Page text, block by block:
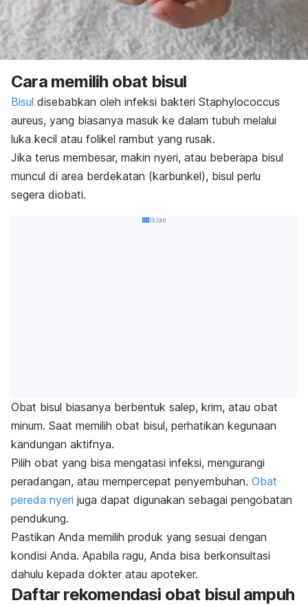
Cara memilih obat bisul
Bisul disebabkan oleh infeksi bakteri Staphylococcus
aureus, yang biasanya masuk ke dalam tubuh melalui
luka kecil atau folikel rambut yang rusak.
Jika terus membesar, makin nyeri, atau beberapa bisul
muncul di area berdekatan (karbunkel), bisul perlu
segera diobati.
Iklan
Obat bisul biasanya berbentuk salep, krim, atau obat
minum. Saat memilih obat bisul, perhatikan kegunaan
kandungan aktifnya.
Pilih obat yang bisa mengatasi infeksi, mengurangi
peradangan, atau mempercepat penyembuhan. Obat
pereda nyeri juga dapat digunakan sebagai pengobatan
pendukung.
Pastikan Anda memilih produk yang sesuai dengan
kondisi Anda. Apabila ragu, Anda bisa berkonsultasi
dahulu kepada dokter atau apoteker.
Daftar rekomendasi obat bisul ampuh